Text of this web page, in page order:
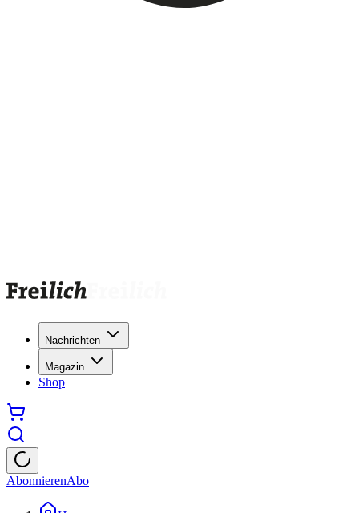
Nachrichten
Magazin
Shop
AbonnierenAbo